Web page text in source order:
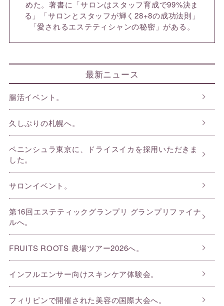
めた。著書に「サロンはスタッフ育成で99%決ま
る」「サロンとスタッフが輝く28+8の成功法則」
「愛されるエステティシャンの秘密」がある。
最新ニュース
腸活イベント。
久しぶりの札幌へ。
ペニンシュラ東京に、ドライスイカを採用いただきま
した。
サロンイベント。
第16回エステティックグランプリ グランプリファイナ
ルへ。
FRUITS ROOTS 農場ツアー2026へ。
インフルエンサー向けスキンケア体験会。
フィリピンで開催された美容の国際大会へ。